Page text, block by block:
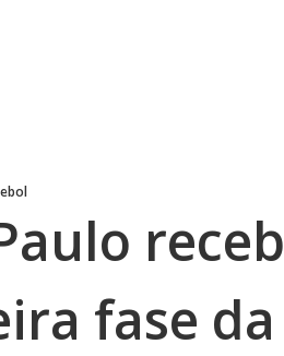
fase